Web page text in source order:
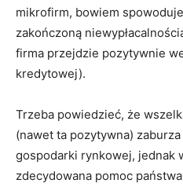
mikrofirm, bowiem
zakończoną
firma przejdzie pozytywnie
kredytowej).
Trzeba powiedzieć, że
(nawet ta pozytywna)
gospodarki rynkowej, jednak
zdecydowana pomoc